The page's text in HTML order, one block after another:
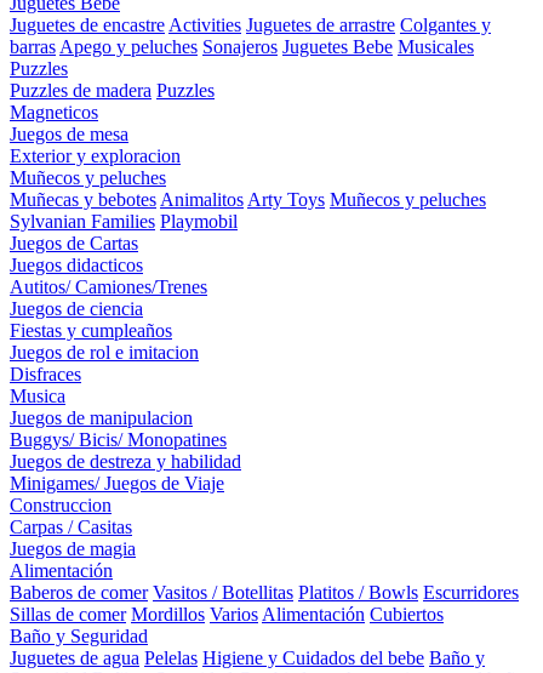
Juguetes de encastre Activities Juguetes de arrastre Colgantes y
barras Apego y peluches Sonajeros Juguetes Bebe Musicales
Puzzles
Puzzles de madera Puzzles
Magneticos
Juegos de mesa
Exterior y exploracion
Muñecos y peluches
Muñecas y bebotes Animalitos Arty Toys Muñecos y peluches
Sylvanian Families Playmobil
Juegos de Cartas
Juegos didacticos
Autitos/ Camiones/Trenes
Juegos de ciencia
Fiestas y cumpleaños
Juegos de rol e imitacion
Disfraces
Musica
Juegos de manipulacion
Buggys/ Bicis/ Monopatines
Juegos de destreza y habilidad
Minigames/ Juegos de Viaje
Construccion
Carpas / Casitas
Juegos de magia
Alimentación
Baberos de comer Vasitos / Botellitas Platitos / Bowls Escurridores
Sillas de comer Mordillos Varios Alimentación Cubiertos
Baño y Seguridad
Juguetes de agua Pelelas Higiene y Cuidados del bebe Baño y